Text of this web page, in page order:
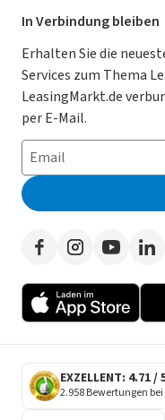
Für Händler
Kooperation mit
AGB
Datenschutz
Impressum
Erklärung zur
Presse
Ratgeber
Magazin
Datenschutz-
So funktioniert’s
Häufig gestellte
Leasing-Lexikon
Auto-Tests
Werben auf
Leasing Deals
Gebrauchtwagen
Leasing ohne
E-Auto Leasing
Privatleasing
Leasing-Vergleiche
Herstellerverzeichnis
Händlerverzeichnis
In Verbindung bleiben
Erhalten Sie die
Services zum Thema
LeasingMarkt.de
per E-Mail.
EXZELLENT: 4.71 /
2.958 Bewertungen bei